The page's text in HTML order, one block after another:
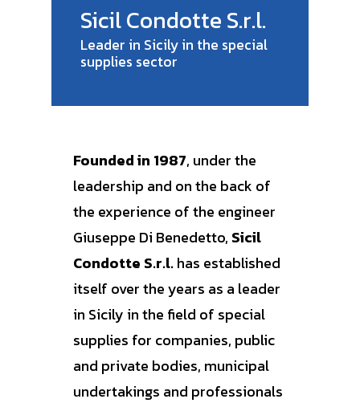
Sicil Condotte S.r.l.
Leader in Sicily in the special
supplies sector
Founded in 1987, under the
leadership and on the back of
the experience of the engineer
Giuseppe Di Benedetto, Sicil
Condotte S.r.l.has established
itself over the years as a leader
in Sicily in the field of special
supplies for companies, public
and private bodies, municipal
undertakings and professionals